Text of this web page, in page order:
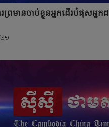
ព្រមានចាប់ខ្លួនអ្នកដើរបំផុសអ្នក
១